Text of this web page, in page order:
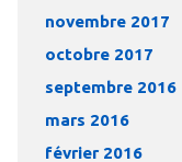
novembre 2017
octobre 2017
septembre 2016
mars 2016
février 2016